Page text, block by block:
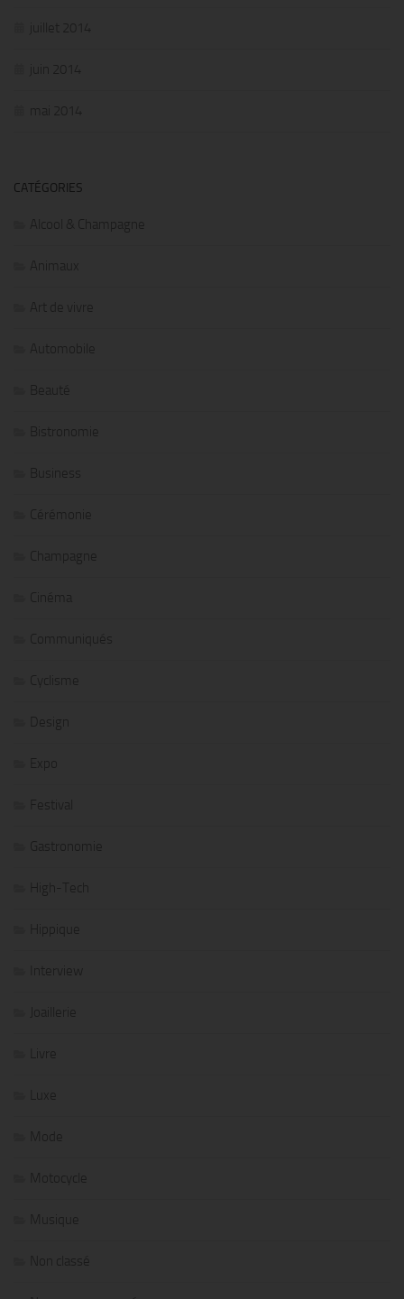
juillet 2014
juin 2014
mai 2014
CATÉGORIES
Alcool & Champagne
Animaux
Art de vivre
Automobile
Beauté
Bistronomie
Business
Cérémonie
Champagne
Cinéma
Communiqués
Cyclisme
Design
Expo
Festival
Gastronomie
High-Tech
Hippique
Interview
Joaillerie
Livre
Luxe
Mode
Motocycle
Musique
Non classé